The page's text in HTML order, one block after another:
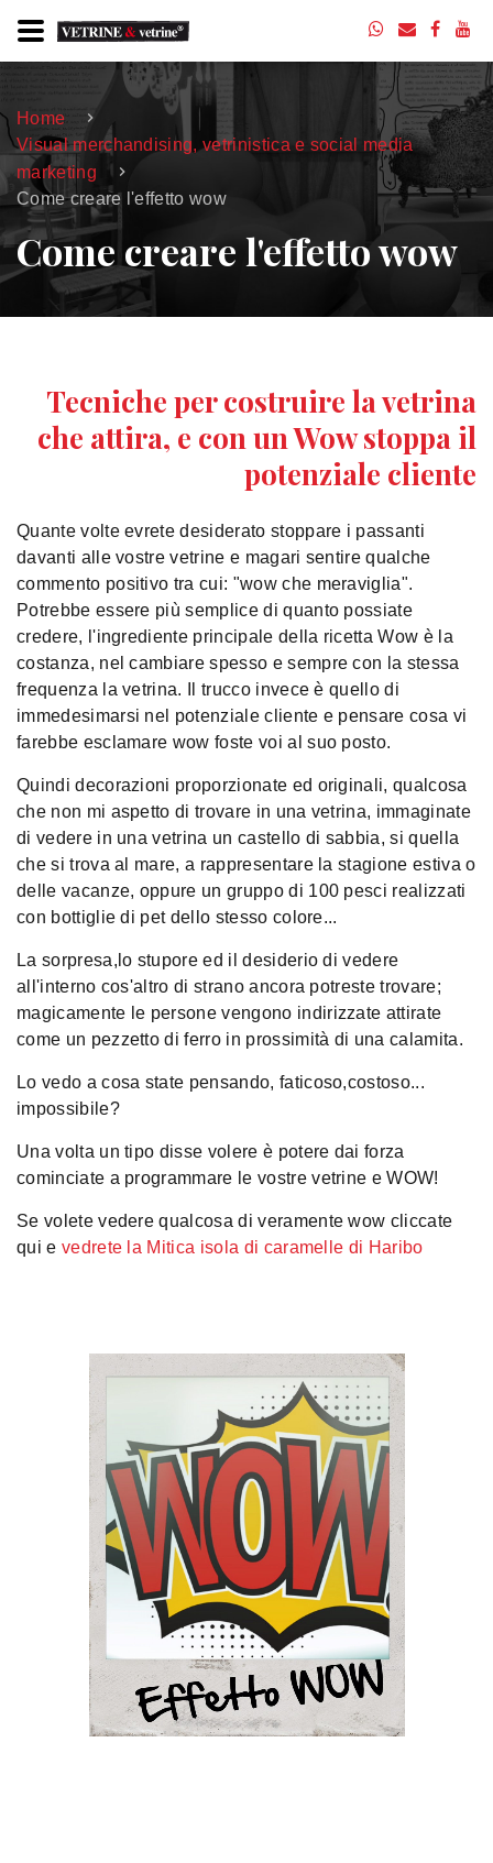
Home
Visual merchandising, vetrinistica e social media
marketing
Come creare l'effetto wow
Come creare l'effetto wow
Tecniche per costruire la vetrina
che attira, e con un Wow stoppa il
potenziale cliente
Quante volte evrete desiderato stoppare i passanti
davanti alle vostre vetrine e magari sentire qualche
commento positivo tra cui: "wow che meraviglia".
Potrebbe essere più semplice di quanto possiate
credere, l'ingrediente principale della ricetta Wow è la
costanza, nel cambiare spesso e sempre con la stessa
frequenza la vetrina. Il trucco invece è quello di
immedesimarsi nel potenziale cliente e pensare cosa vi
farebbe esclamare wow foste voi al suo posto.
Quindi decorazioni proporzionate ed originali, qualcosa
che non mi aspetto di trovare in una vetrina, immaginate
di vedere in una vetrina un castello di sabbia, si quella
che si trova al mare, a rappresentare la stagione estiva o
delle vacanze, oppure un gruppo di 100 pesci realizzati
con bottiglie di pet dello stesso colore...
La sorpresa,lo stupore ed il desiderio di vedere
all'interno cos'altro di strano ancora potreste trovare;
magicamente le persone vengono indirizzate attirate
come un pezzetto di ferro in prossimità di una calamita.
Lo vedo a cosa state pensando, faticoso,costoso...
impossibile?
Una volta un tipo disse volere è potere dai forza
cominciate a programmare le vostre vetrine e WOW!
Se volete vedere qualcosa di veramente wow cliccate
qui e vedrete la Mitica isola di caramelle di Haribo